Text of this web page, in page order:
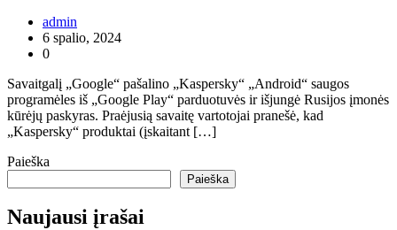
admin
6 spalio, 2024
0
Savaitgalį „Google“ pašalino „Kaspersky“ „Android“ saugos
programėles iš „Google Play“ parduotuvės ir išjungė Rusijos įmonės
kūrėjų paskyras. Praėjusią savaitę vartotojai pranešė, kad
„Kaspersky“ produktai (įskaitant […]
Paieška
Paieška
Naujausi įrašai